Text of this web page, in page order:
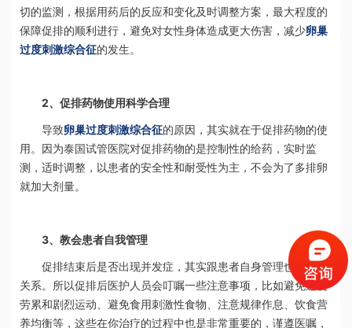
切的监测，根据用药后的反应和变化及时调整方案，最大程度的
保障促排的顺利进行，避免对女性身体造成更大伤害，减少卵巢
过度刺激综合征的发生。
2、促排药物使用科学合理
导致卵巢过度刺激综合征的原因，其实就在于促排药物的使
用。因为泰国试管医院对促排药物的是控制性的给药，实时监
测，适时调整，以患者的安全性和耐受性为主，不会为了多排卵
就加大剂量。
3、教会患者自我管理
促排结束后是否出现并发症，其实跟患者自身管理也有很大
关系。所以促排后医护人员会叮嘱一些注意事项，比如避免过度
劳累和剧烈运动、避免食用刺激性食物、注意规律作息、饮食营
养均衡等，这些在你治疗的过程中也是非常重要的，谨遵医嘱，